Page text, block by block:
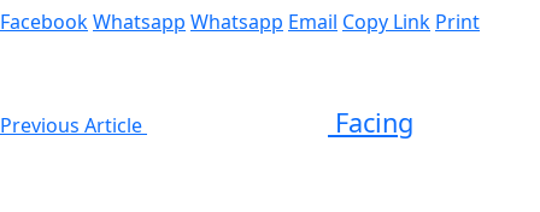
FacebookWhatsapp Whatsapp Email Copy Link Print
Previous Article Facing